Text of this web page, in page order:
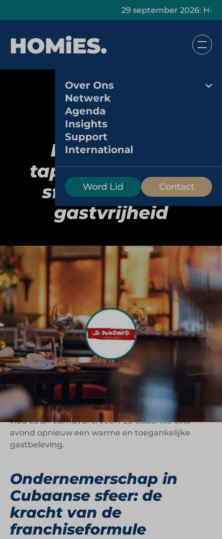
29 september 2026: HOMiES
Over Ons
Netwerk
Agenda
Insights
Support
International
Word Lid Contact
La Cubanita:
tapasformule vol
sfeer, ritme en
gastvrijheid
La Cubanita is een tapasrestaurant met een
herkenbare formule en een karakteristieke sfeer.
In een kleurrijke Cubaanse setting genieten
gasten van kleine, smaakvolle gerechtjes,
verfrissende cocktails en zwoele salsaklanken. De
ervaring is ongedwongen en feestelijk, met als
uitgangspunt: genieten van het leven zoals het
komt.
De formule heeft vestigingen door heel
Nederland en biedt een vertrouwd concept met
ruimte voor lokale beleving. Met het motto
vida es un carnavalcreëert La Cubanita elke
avond opnieuw een warme en toegankelijke
gastbeleving.
Ondernemerschap in
Cubaanse sfeer: de
kracht van de
franchiseformule